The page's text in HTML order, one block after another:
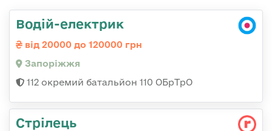
Водій-електрик
від 20000 до 120000 грн
Запоріжжя
112 окремий батальйон 110 ОБрТрО
Стрілець